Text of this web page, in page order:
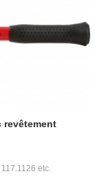
revêtement
etc.